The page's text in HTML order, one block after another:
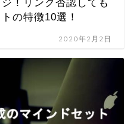
！リンク否認しても
の特徴10選！
2020年2月2日